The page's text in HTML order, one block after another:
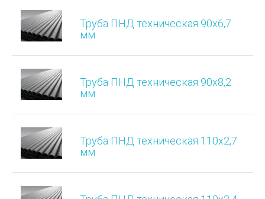
Труба ПНД техническая 90х6,7
мм
Труба ПНД техническая 90х8,2
мм
Труба ПНД техническая 110х2,7
мм